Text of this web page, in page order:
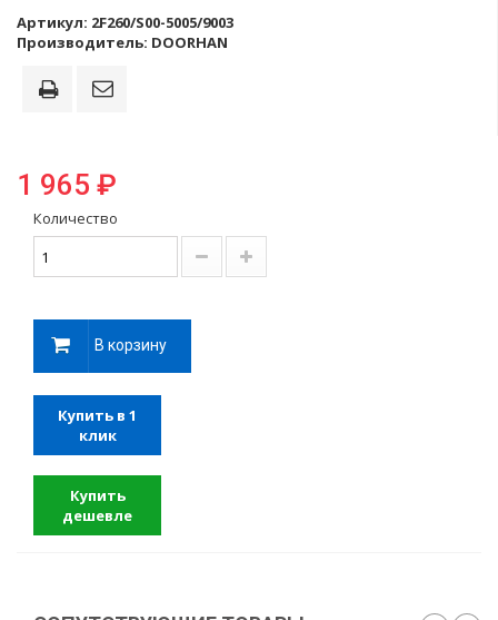
Артикул: 2F260/S00-5005/9003
Производитель: DOORHAN
1 965 ₽
Количество
В корзину
Купить в 1
клик
Купить
дешевле